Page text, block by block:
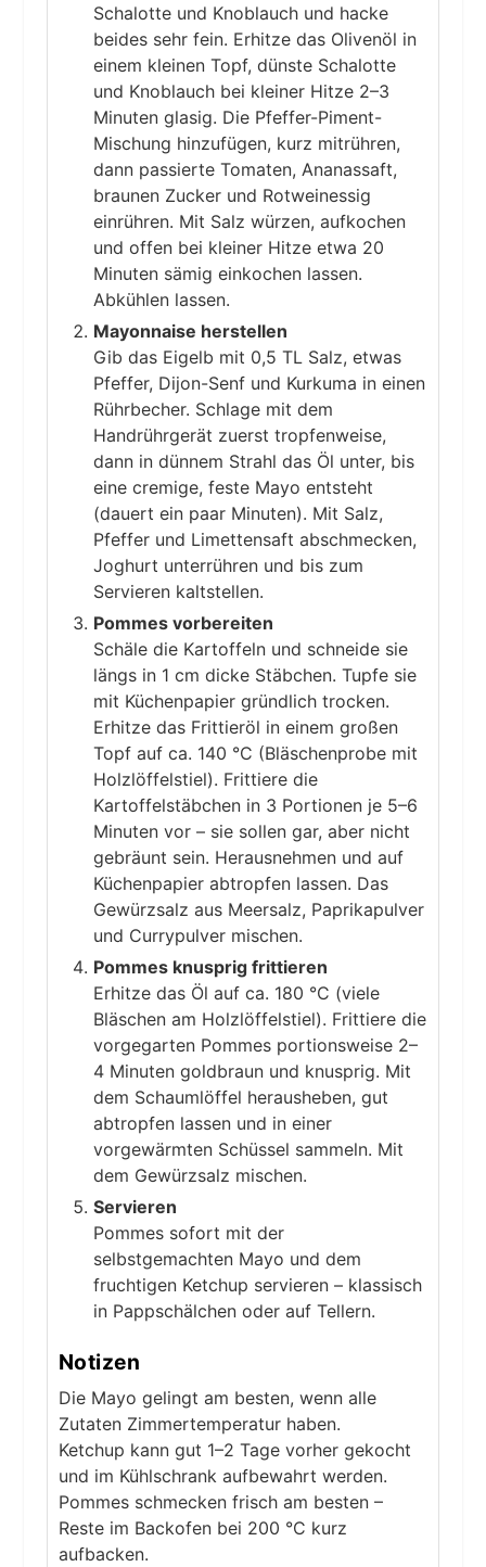
Schalotte und Knoblauch und hacke
beides sehr fein. Erhitze das Olivenöl in
einem kleinen Topf, dünste Schalotte
und Knoblauch bei kleiner Hitze 2–3
Minuten glasig. Die Pfeffer-Piment-
Mischung hinzufügen, kurz mitrühren,
dann passierte Tomaten, Ananassaft,
braunen Zucker und Rotweinessig
einrühren. Mit Salz würzen, aufkochen
und offen bei kleiner Hitze etwa 20
Minuten sämig einkochen lassen.
Abkühlen lassen.
Mayonnaise herstellen
Gib das Eigelb mit 0,5 TL Salz, etwas
Pfeffer, Dijon-Senf und Kurkuma in einen
Rührbecher. Schlage mit dem
Handrührgerät zuerst tropfenweise,
dann in dünnem Strahl das Öl unter, bis
eine cremige, feste Mayo entsteht
(dauert ein paar Minuten). Mit Salz,
Pfeffer und Limettensaft abschmecken,
Joghurt unterrühren und bis zum
Servieren kaltstellen.
Pommes vorbereiten
Schäle die Kartoffeln und schneide sie
längs in 1 cm dicke Stäbchen. Tupfe sie
mit Küchenpapier gründlich trocken.
Erhitze das Frittieröl in einem großen
Topf auf ca. 140 °C (Bläschenprobe mit
Holzlöffelstiel). Frittiere die
Kartoffelstäbchen in 3 Portionen je 5–6
Minuten vor – sie sollen gar, aber nicht
gebräunt sein. Herausnehmen und auf
Küchenpapier abtropfen lassen. Das
Gewürzsalz aus Meersalz, Paprikapulver
und Currypulver mischen.
Pommes knusprig frittieren
Erhitze das Öl auf ca. 180 °C (viele
Bläschen am Holzlöffelstiel). Frittiere die
vorgegarten Pommes portionsweise 2–
4 Minuten goldbraun und knusprig. Mit
dem Schaumlöffel herausheben, gut
abtropfen lassen und in einer
vorgewärmten Schüssel sammeln. Mit
dem Gewürzsalz mischen.
Servieren
Pommes sofort mit der
selbstgemachten Mayo und dem
fruchtigen Ketchup servieren – klassisch
in Pappschälchen oder auf Tellern.
Notizen
Die Mayo gelingt am besten, wenn alle
Zutaten Zimmertemperatur haben.
Ketchup kann gut 1–2 Tage vorher gekocht
und im Kühlschrank aufbewahrt werden.
Pommes schmecken frisch am besten –
Reste im Backofen bei 200 °C kurz
aufbacken.